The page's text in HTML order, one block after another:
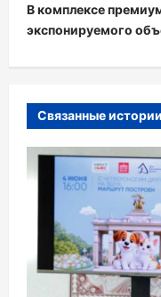
г
а
ц
я
п
о
п
В комплексе
экспонируемого
Связанные истории